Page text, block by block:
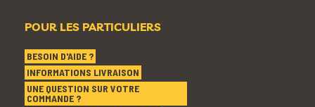
POUR LES PARTICULIERS
BESOIN D'AIDE ?
INFORMATIONS LIVRAISON
UNE QUESTION SUR VOTRE
COMMANDE ?